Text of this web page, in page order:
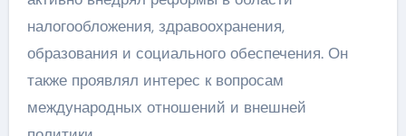
налогообложения, здравоохранения,
образования и социального обеспечения. Он
также проявлял интерес к вопросам
международных отношений и внешней